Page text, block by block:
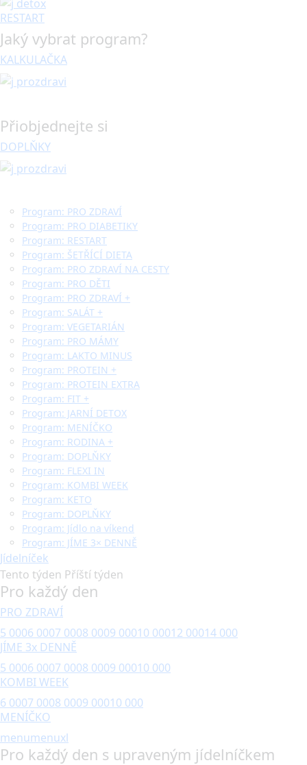
RESTART
Jaký vybrat program?
KALKULAČKA
Přiobjednejte si
DOPLŇKY
Program: PRO ZDRAVÍ
Program: PRO DIABETIKY
Program: RESTART
Program: ŠETŘÍCÍ DIETA
Program: PRO ZDRAVÍ NA CESTY
Program: PRO DĚTI
Program: PRO ZDRAVÍ +
Program: SALÁT +
Program: VEGETARIÁN
Program: PRO MÁMY
Program: LAKTO MINUS
Program: PROTEIN +
Program: PROTEIN EXTRA
Program: FIT +
Program: JARNÍ DETOX
Program: MENÍČKO
Program: RODINA +
Program: DOPLŇKY
Program: FLEXI IN
Program: KOMBI WEEK
Program: KETO
Program: DOPLŇKY
Program: Jídlo na víkend
Program: JÍME 3× DENNĚ
Jídelníček
Tento týden Příští týden
Pro každý den
PRO ZDRAVÍ
5 0006 0007 0008 0009 00010 00012 00014 000
JÍME 3x DENNĚ
5 0006 0007 0008 0009 00010 000
KOMBI WEEK
6 0007 0008 0009 00010 000
MENÍČKO
menumenuxl
Pro každý den s upraveným jídelníčkem